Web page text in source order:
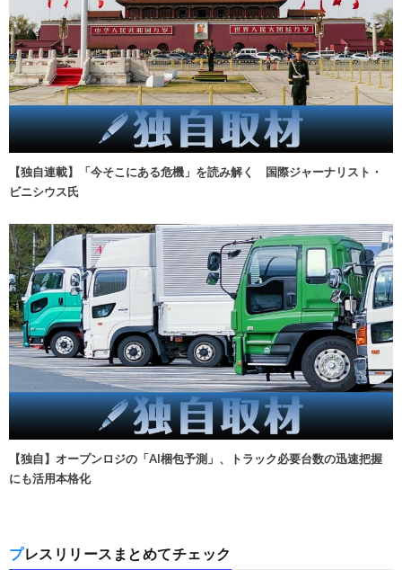
【独自連載】「今そこにある危機」を読み解く 国際ジャーナリスト・
ビニシウス氏
【独自】オープンロジの「AI梱包予測」、トラック必要台数の迅速把握
にも活用本格化
プレスリリースまとめてチェック